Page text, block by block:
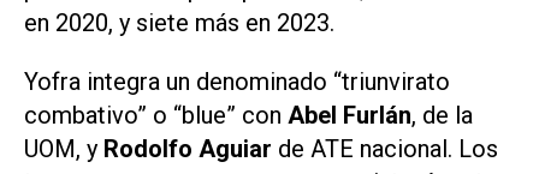
en 2020, y siete más en 2023.
Yofra integra un denominado “triunvirato
combativo” o “blue” con Abel Furlán, de la
UOM, y Rodolfo Aguiar de ATE nacional. Los